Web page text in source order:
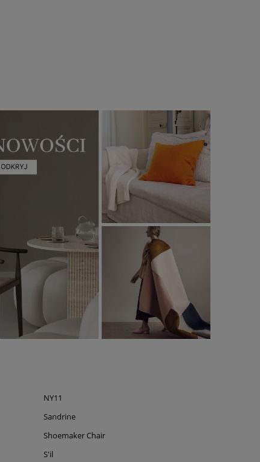
NY11
Sandrine
Shoemaker Chair
S'il